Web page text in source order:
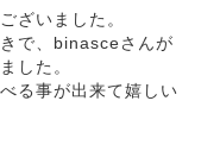
ざいました。
で、binasceさんが
した。
る事が出来て嬉しい